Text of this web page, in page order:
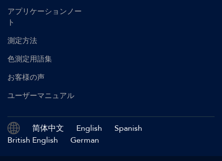
アプリケーションノー
ト
測定方法
色測定用語集
お客様の声
ユーザーマニュアル
简体中文 English
Spanish
British English
German